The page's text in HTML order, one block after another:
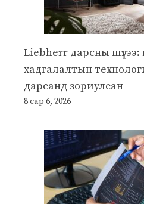
Liebherr дарсны
хадгалалтын
дарсанд зориулсан
8 сар 6, 2026